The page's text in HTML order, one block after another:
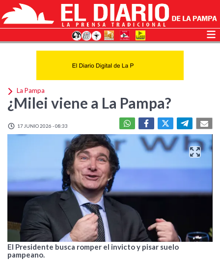
La Pampa
¿Milei viene a La Pampa?
17 JUNIO 2026 - 08:33
El Presidente busca romper el invicto y pisar suelo
pampeano.